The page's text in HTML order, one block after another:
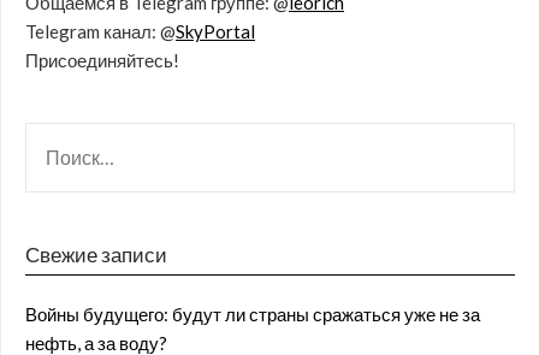
Telegram канал: @SkyPortal
Присоединяйтесь!
Свежие записи
Войны будущего: будут ли страны сражаться уже не за
нефть, а за воду?